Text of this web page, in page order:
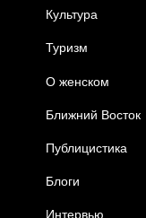
Культура
Туризм
О женском
Ближний Восток
Публицистика
Блоги
Интервью